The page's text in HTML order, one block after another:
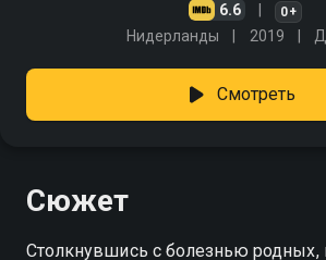
6.6 0+
Нидерланды 2019
Смотреть
Сюжет
Столкнувшись с болезнью родных,